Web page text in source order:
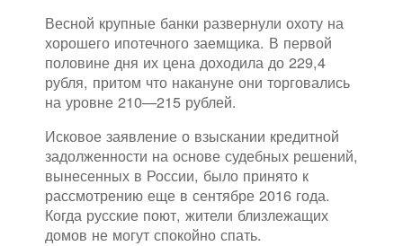
Весной крупные банки развернули охоту на
хорошего ипотечного заемщика. В первой
половине дня их цена доходила до 229,4
рубля, притом что накануне они торговались
на уровне 210—215 рублей.
Исковое заявление о взыскании кредитной
задолженности на основе судебных решений,
вынесенных в России, было принято к
рассмотрению еще в сентябре 2016 года.
Когда русские поют, жители близлежащих
домов не могут спокойно спать.